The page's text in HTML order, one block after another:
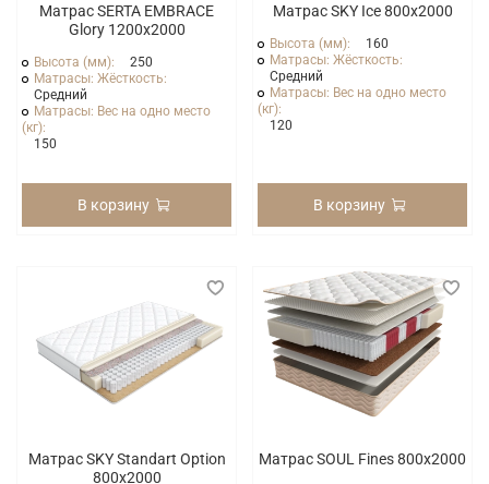
Матрас SERTA EMBRACE
Glory 1200x2000
Высота (мм):
250
Матрасы: Жёсткость:
Средний
Матрасы: Вес на одно место
(кг):
150
В корзину
Матрас SKY Ice 800x2000
Высота (мм):
160
Матрасы: Жёсткость:
Средний
Матрасы: Вес на одно место
(кг):
120
В корзину
Матрас SKY Standart Option
800x2000
Матрас SOUL Fines 800x2000